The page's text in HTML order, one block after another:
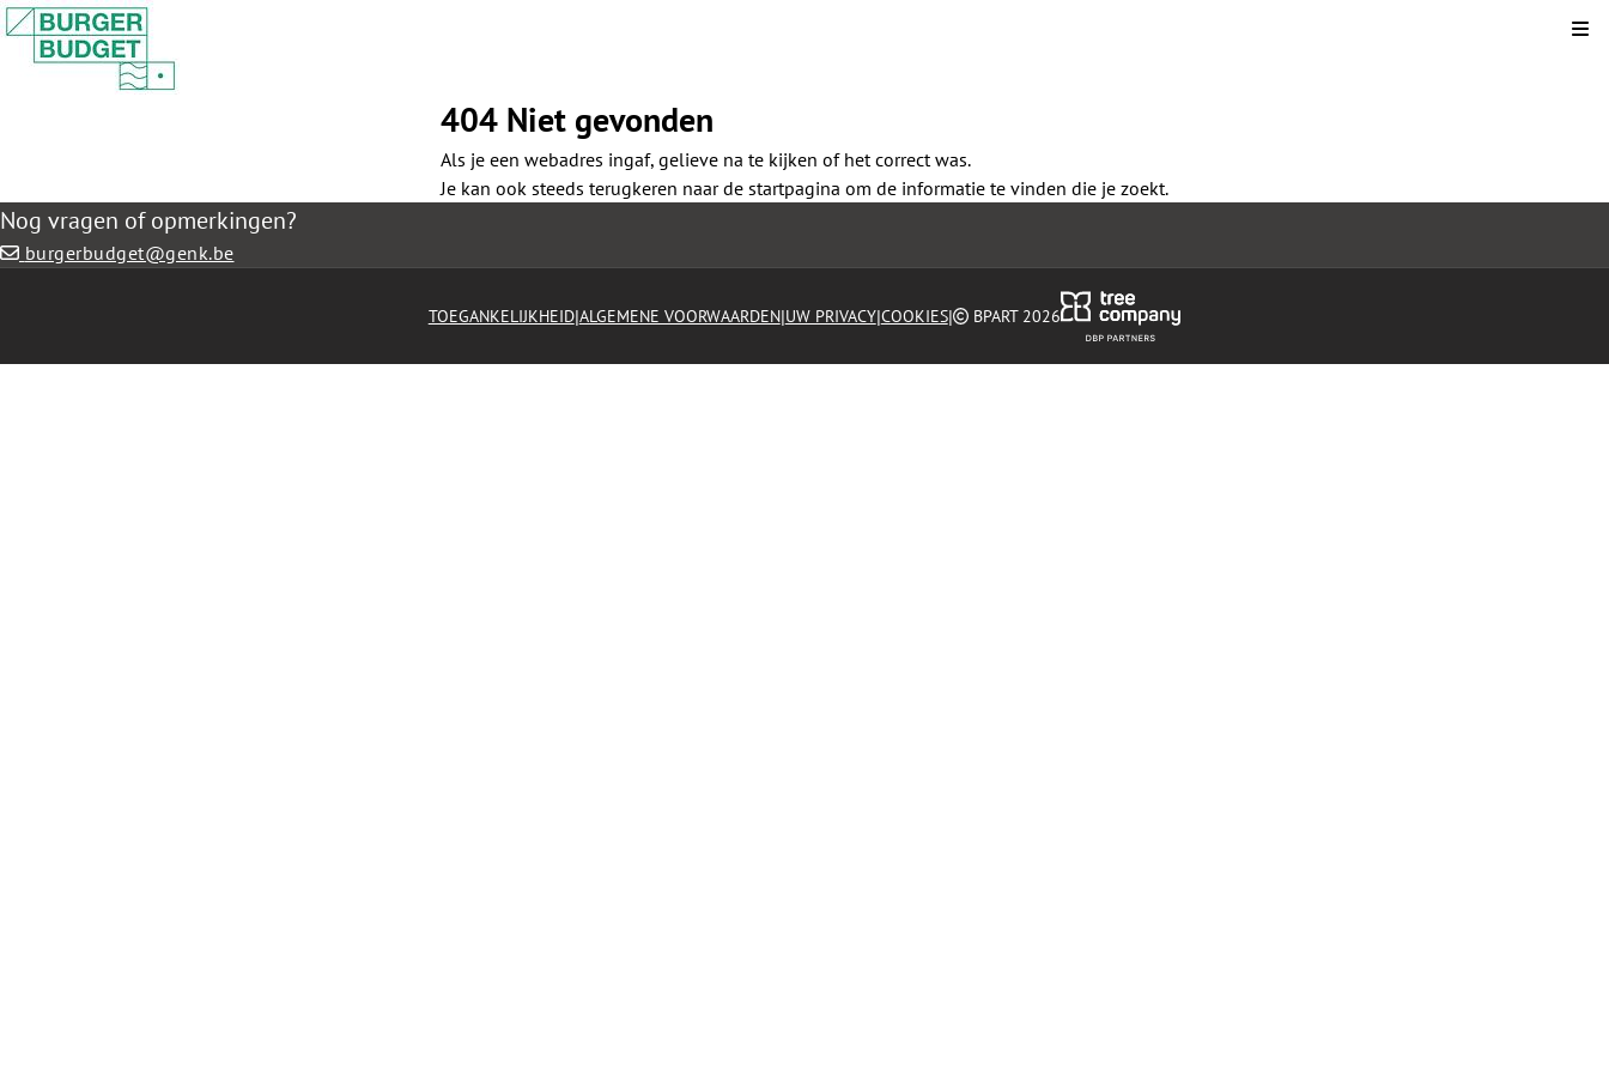
404 Niet gevonden
Als je een webadres ingaf, gelieve na te kijken of het correct was.
Je kan ook steeds terugkeren naar de startpagina om de informatie te vinden die je zoekt.
Nog vragen of opmerkingen?
burgerbudget@genk.be
TOEGANKELIJKHEID|ALGEMENE VOORWAARDEN|UW PRIVACY|COOKIES| BPART 2026